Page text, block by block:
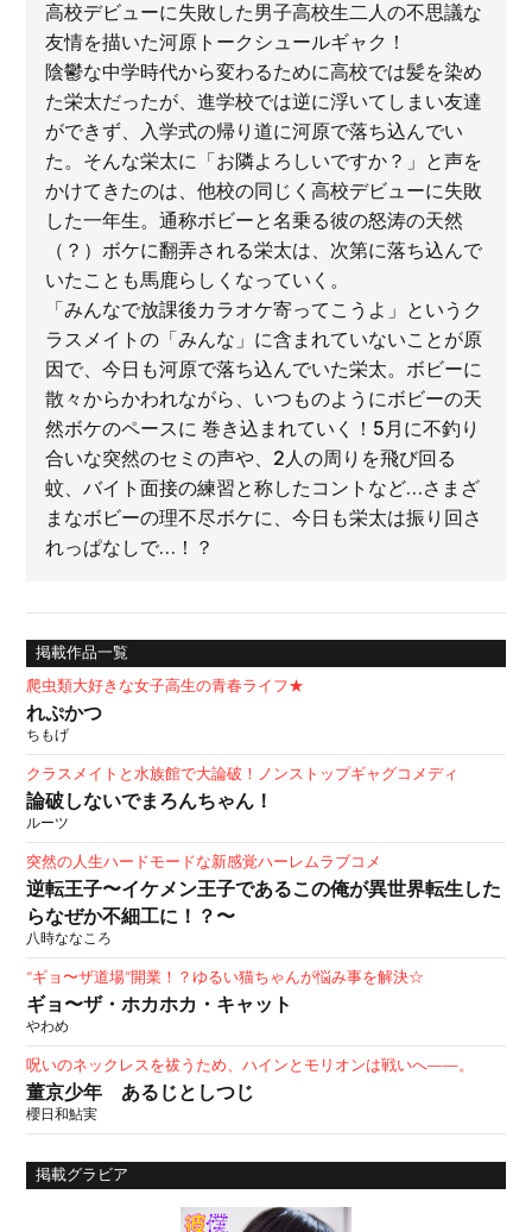
高校デビューに失敗した男子高校生二人の不思議な
友情を描いた河原トークシュールギャク！
陰鬱な中学時代から変わるために高校では髪を染め
た栄太だったが、進学校では逆に浮いてしまい友達
ができず、入学式の帰り道に河原で落ち込んでい
た。そんな栄太に「お隣よろしいですか？」と声を
かけてきたのは、他校の同じく高校デビューに失敗
した一年生。通称ボビーと名乗る彼の怒涛の天然
（？）ボケに翻弄される栄太は、次第に落ち込んで
いたことも馬鹿らしくなっていく。
「みんなで放課後カラオケ寄ってこうよ」というク
ラスメイトの「みんな」に含まれていないことが原
因で、今日も河原で落ち込んでいた栄太。ボビーに
散々からかわれながら、いつものようにボビーの天
然ボケのペースに 巻き込まれていく！5月に不釣り
合いな突然のセミの声や、2人の周りを飛び回る
蚊、バイト面接の練習と称したコントなど…さまざ
まなボビーの理不尽ボケに、今日も栄太は振り回さ
れっぱなしで…！？
掲載作品一覧
爬虫類大好きな女子高生の青春ライフ★
れぷかつ
ちもげ
クラスメイトと水族館で大論破！ノンストップギャグコメディ
論破しないでまろんちゃん！
ルーツ
突然の人生ハードモードな新感覚ハーレムラブコメ
逆転王子〜イケメン王子であるこの俺が異世界転生した
らなぜか不細工に！？〜
八時ななころ
“ギョ〜ザ道場”開業！？ゆるい猫ちゃんが悩み事を解決☆
ギョ〜ザ・ホカホカ・キャット
やわめ
呪いのネックレスを祓うため、ハインとモリオンは戦いへ——。
董京少年 あるじとしつじ
櫻日和鮎実
掲載グラビア